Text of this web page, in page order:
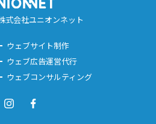
式会社ユニオンネット
ウェブサイト制作
ウェブ広告運営代行
ウェブコンサルティング